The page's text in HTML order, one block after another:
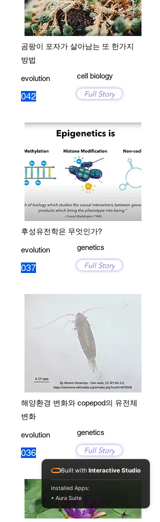
곰팡이 포자가 살아남는 또 한가지
방법
evolution
042
cell biology
Full Story
후성유전학은 무엇인가?
evolution
037
genetics
Full Story
해양환경 변화와 copepod의 유전체
변화
evolution
036
genetics
Full Story
Built with Interactive Studio
Installed Apps:
• Aura Suite